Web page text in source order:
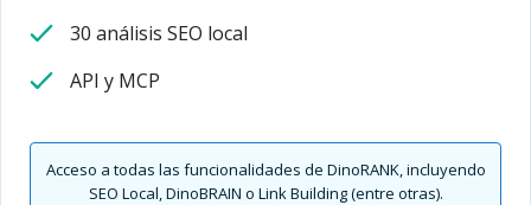
30 análisis SEO local
API y MCP
Acceso a todas las funcionalidades de DinoRANK, incluyendo
SEO Local, DinoBRAIN o Link Building (entre otras).